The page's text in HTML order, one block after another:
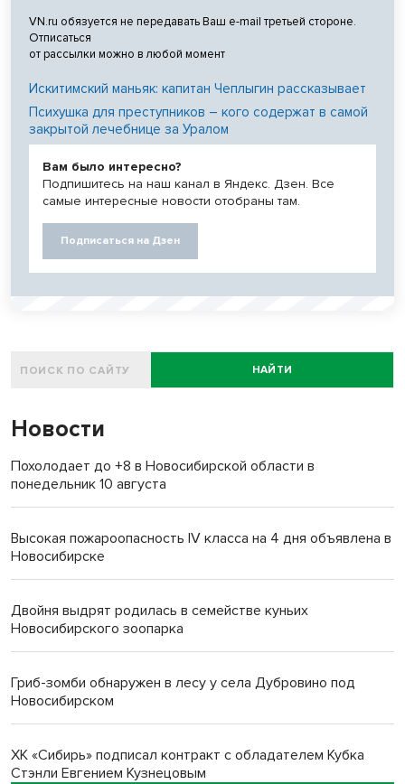
VN.ru обязуется не передавать Ваш e-mail третьей стороне.
Отписаться
от рассылки можно в любой момент
Искитимский маньяк: капитан Чеплыгин рассказывает
Психушка для преступников – кого содержат в самой
закрытой лечебнице за Уралом
Вам было интересно?
Подпишитесь на наш канал в Яндекс. Дзен. Все
самые интересные новости отобраны там.
Подписаться на Дзен
НАЙТИ
Новости
Похолодает до +8 в Новосибирской области в
понедельник 10 августа
Высокая пожароопасность IV класса на 4 дня объявлена в
Новосибирске
Двойня выдрят родилась в семействе куньих
Новосибирского зоопарка
Гриб-зомби обнаружен в лесу у села Дубровино под
Новосибирском
ХК «Сибирь» подписал контракт с обладателем Кубка
Стэнли Евгением Кузнецовым